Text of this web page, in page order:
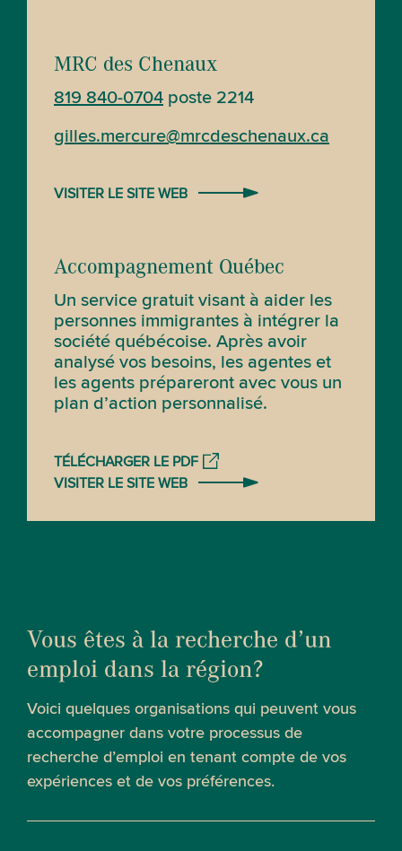
MRC des Chenaux
819 840-0704 poste 2214
gilles.mercure@mrcdeschenaux.ca
VISITER LE SITE WEB
Accompagnement Québec
Un service gratuit visant à aider les
personnes immigrantes à intégrer la
société québécoise. Après avoir
analysé vos besoins, les agentes et
les agents prépareront avec vous un
plan d’action personnalisé.
TÉLÉCHARGER LE PDF
VISITER LE SITE WEB
Vous êtes à la recherche d’un
emploi dans la région?
Voici quelques organisations qui peuvent vous
accompagner dans votre processus de
recherche d’emploi en tenant compte de vos
expériences et de vos préférences.